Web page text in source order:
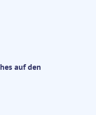
auf den